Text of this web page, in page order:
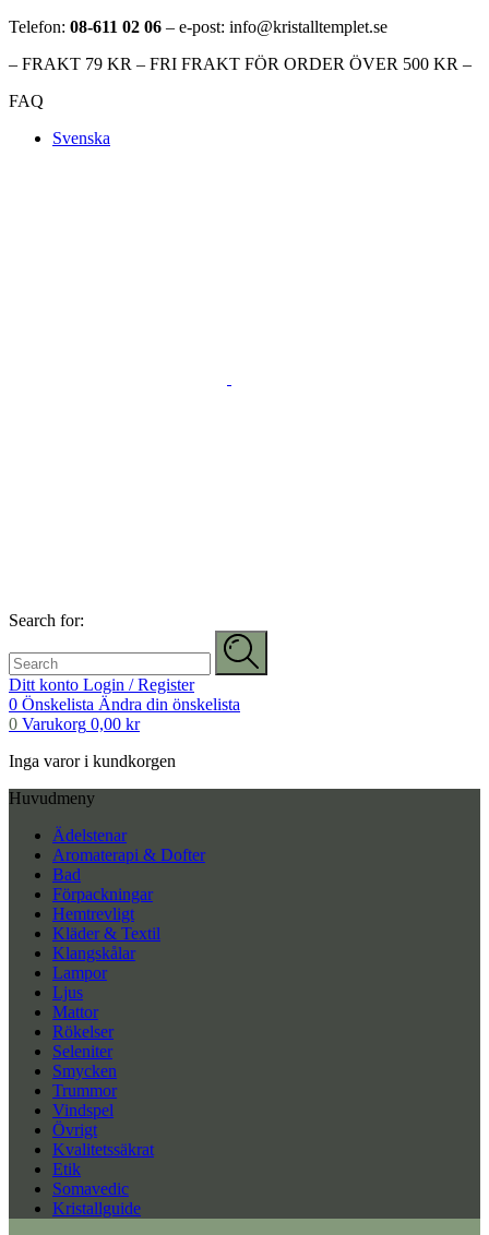
Telefon: 08-611 02 06 – e-post: info@kristalltemplet.se
– FRAKT 79 KR – FRI FRAKT FÖR ORDER ÖVER 500 KR –
FAQ
Svenska
Search for:
Ditt konto Login / Register
0 Önskelista Ändra din önskelista
0 Varukorg 0,00 kr
Inga varor i kundkorgen
Huvudmeny
Ädelstenar
Aromaterapi & Dofter
Bad
Förpackningar
Hemtrevligt
Kläder & Textil
Klangskålar
Lampor
Ljus
Mattor
Rökelser
Seleniter
Smycken
Trummor
Vindspel
Övrigt
Kvalitetssäkrat
Etik
Somavedic
Kristallguide